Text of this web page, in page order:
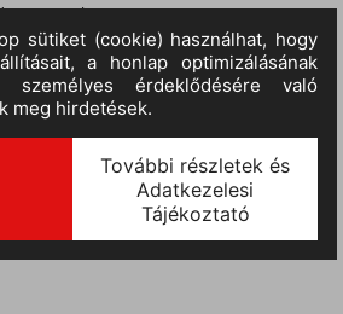
ka446or-wh-m
db
narancssárga-fehér
80% pamut / 20% poliészter
280 gr/m2